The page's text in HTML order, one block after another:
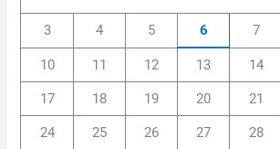
3 4 5 6 7
10 11 12 13 14
17 18 19 20 21
24 25 26 27 28